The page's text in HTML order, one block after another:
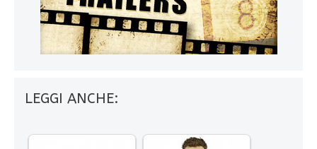
LEGGI ANCHE: